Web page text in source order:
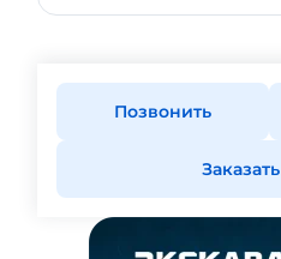
Позвонить
Заказать